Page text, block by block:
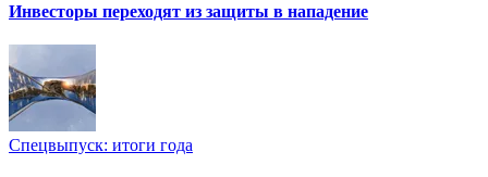
Инвесторы переходят из защиты в нападение
Спецвыпуск: итоги года